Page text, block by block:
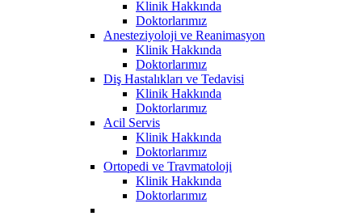
Klinik Hakkında
Doktorlarımız
Anesteziyoloji ve Reanimasyon
Klinik Hakkında
Doktorlarımız
Diş Hastalıkları ve Tedavisi
Klinik Hakkında
Doktorlarımız
Acil Servis
Klinik Hakkında
Doktorlarımız
Ortopedi ve Travmatoloji
Klinik Hakkında
Doktorlarımız